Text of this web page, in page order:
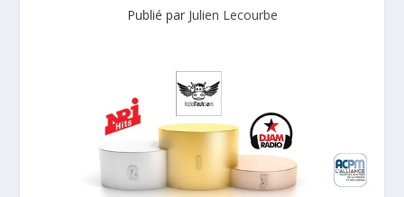
Publié par Julien Lecourbe